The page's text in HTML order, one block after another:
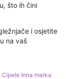
što ih čini
i osjetite
na vaš
Cipele Inna marka